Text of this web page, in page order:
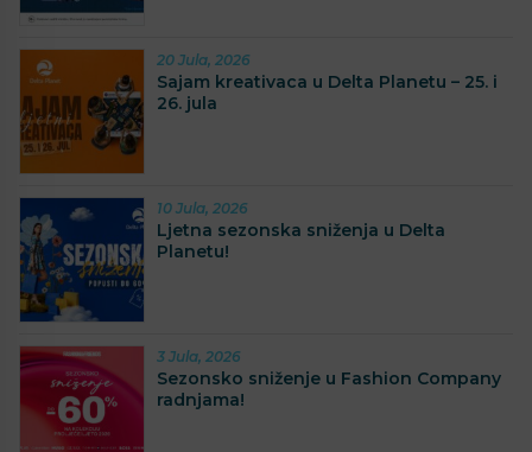
20 Jula, 2026
Sajam kreativaca u Delta Planetu – 25. i
26. jula
10 Jula, 2026
Ljetna sezonska sniženja u Delta
Planetu!
3 Jula, 2026
Sezonsko sniženje u Fashion Company
radnjama!